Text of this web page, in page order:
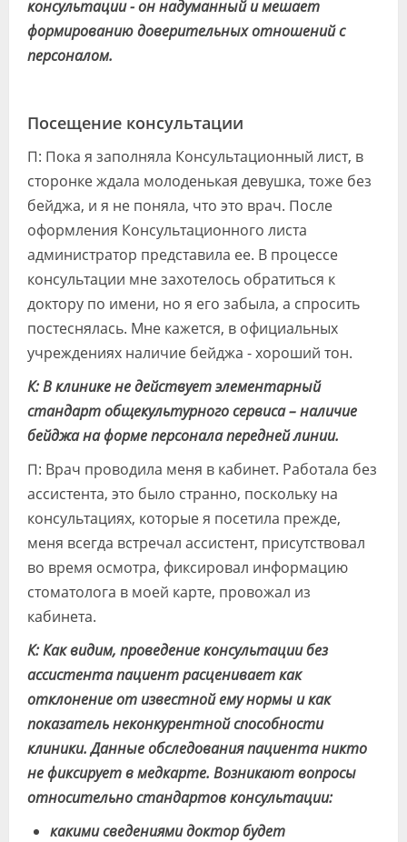
консультации - он надуманный и мешает
формированию доверительных отношений с
персоналом.
Посещение консультации
П: Пока я заполняла Консультационный лист, в
сторонке ждала молоденькая девушка, тоже без
бейджа, и я не поняла, что это врач. После
оформления Консультационного листа
администратор представила ее. В процессе
консультации мне захотелось обратиться к
доктору по имени, но я его забыла, а спросить
постеснялась. Мне кажется, в официальных
учреждениях наличие бейджа - хороший тон.
К: В клинике не действует элементарный
стандарт общекультурного сервиса – наличие
бейджа на форме персонала передней линии.
П: Врач проводила меня в кабинет. Работала без
ассистента, это было странно, поскольку на
консультациях, которые я посетила прежде,
меня всегда встречал ассистент, присутствовал
во время осмотра, фиксировал информацию
стоматолога в моей карте, провожал из
кабинета.
К: Как видим, проведение консультации без
ассистента пациент расценивает как
отклонение от известной ему нормы и как
показатель неконкурентной способности
клиники. Данные обследования пациента никто
не фиксирует в медкарте. Возникают вопросы
относительно стандартов консультации:
какими сведениями доктор будет